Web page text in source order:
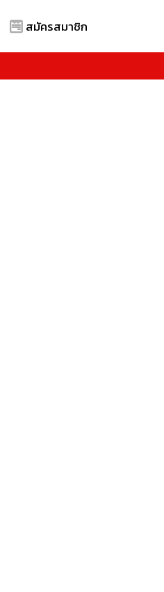
สมัครสมาชิก